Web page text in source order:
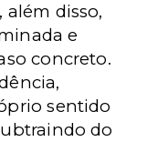
além disso,
e
concreto.
sentido
do